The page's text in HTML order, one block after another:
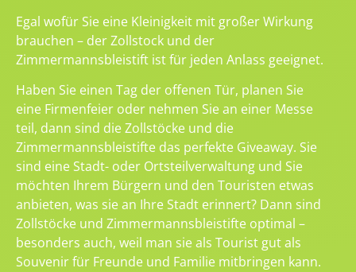
Egal wofür Sie eine Kleinigkeit mit großer Wirkung
brauchen – der Zollstock und der
Zimmermannsbleistift ist für jeden Anlass geeignet.
Haben Sie einen Tag der offenen Tür, planen Sie
eine Firmenfeier oder nehmen Sie an einer Messe
teil, dann sind die Zollstöcke und die
Zimmermannsbleistifte das perfekte Giveaway. Sie
sind eine Stadt- oder Ortsteilverwaltung und Sie
möchten Ihrem Bürgern und den Touristen etwas
anbieten, was sie an Ihre Stadt erinnert? Dann sind
Zollstöcke und Zimmermannsbleistifte optimal –
besonders auch, weil man sie als Tourist gut als
Souvenir für Freunde und Familie mitbringen kann.